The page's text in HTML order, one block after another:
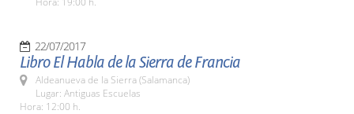
22/07/2017
Libro El Habla de la Sierra de Francia
Aldeanueva de la Sierra (Salamanca)
Lugar: Antiguas Escuelas
Hora: 12:00 h.